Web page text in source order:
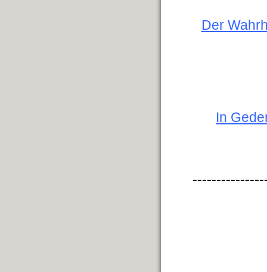
Der
In